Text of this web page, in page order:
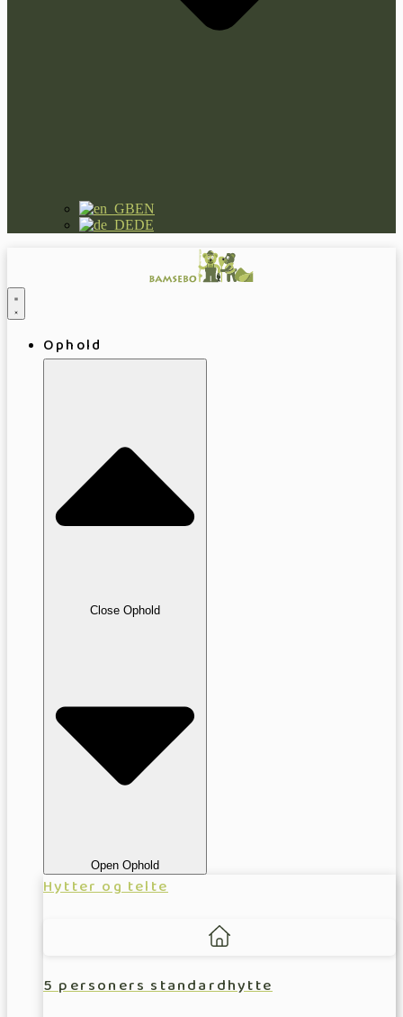
EN
DE
Ophold
Close Ophold
Open Ophold
Hytter og telte
5 personers standardhytte